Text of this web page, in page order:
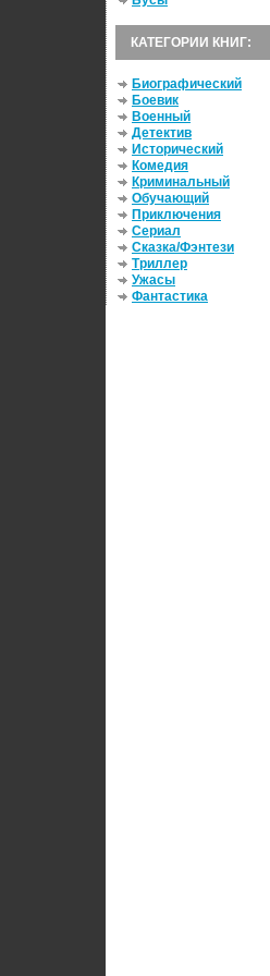
КАТЕГОРИИ КНИГ:
Биографический
Боевик
Военный
Детектив
Исторический
Комедия
Криминальный
Обучающий
Приключения
Сериал
Сказка/Фэнтези
Триллер
Ужасы
Фантастика